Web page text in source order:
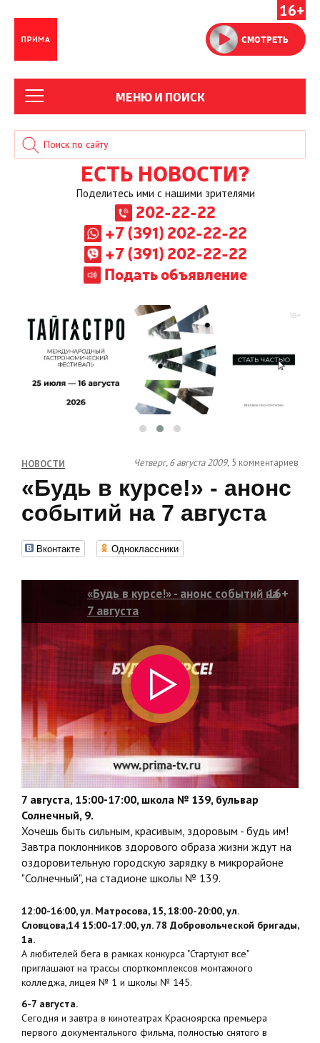
16+
СМОТРЕТЬ
МЕНЮ И ПОИСК
ЕСТЬ НОВОСТИ?
Поделитесь ими с нашими зрителями
202-22-22
+7 (391) 202-22-22
+7 (391) 202-22-22
Подать объявление
НОВОСТИ Четверг, 6 августа 2009, 5 комментариев
«Будь в курсе!» - анонс
событий на 7 августа
Вконтакте Одноклассники
«Будь в курсе!» - анонс событий на
7 августа
16+
7 августа, 15:00-17:00, школа № 139, бульвар
Солнечный, 9.
Хочешь быть сильным, красивым, здоровым - будь им!
Завтра поклонников здорового образа жизни ждут на
оздоровительную городскую зарядку в микрорайоне
"Солнечный", на стадионе школы № 139.
12:00-16:00, ул. Матросова, 15, 18:00-20:00, ул.
Словцова,14 15:00-17:00, ул. 78 Добровольческой бригады,
1а.
А любителей бега в рамках конкурса "Стартуют все"
приглашают на трассы спорткомплексов монтажного
колледжа, лицея № 1 и школы № 145.
6-7 августа.
Сегодня и завтра в кинотеатрах Красноярска премьера
первого документального фильма, полностью снятого в